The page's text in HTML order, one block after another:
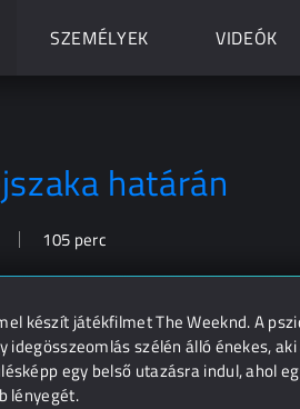
SZEMÉLYEK VIDEÓK
határán
105 perc
készít játékfilmet The Weeknd. A
szélén álló énekes,
egy belső utazásra indul, ahol
lényegét.